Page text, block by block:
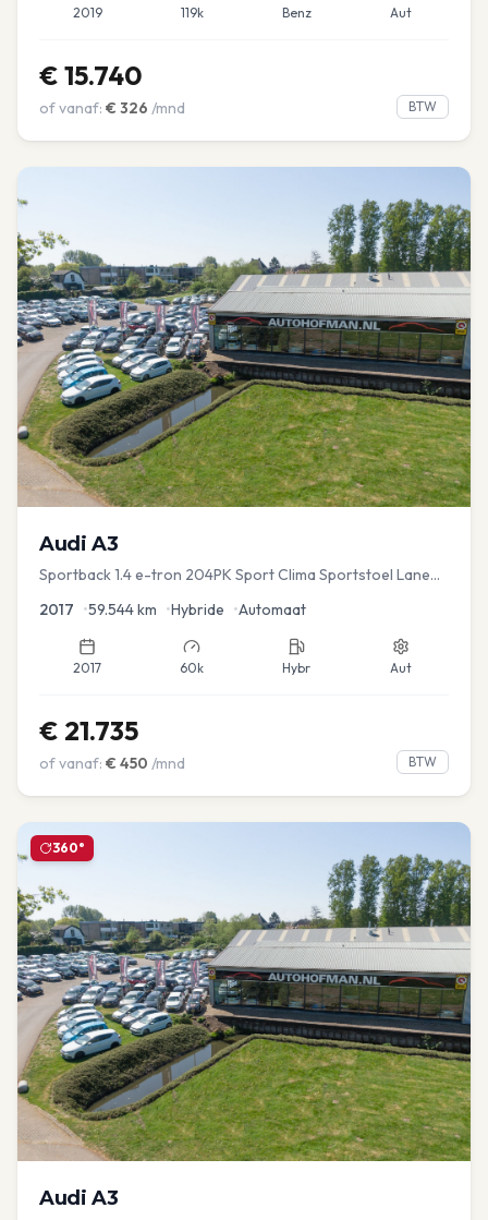
2019 119k Benz Aut
€ 15.740
of vanaf: € 326 /mnd BTW
Audi A3
Sportback 1.4 e-tron 204PK Sport Clima Sportstoel Lane
2017 •59.544km •Hybride •Automaat
2017 60k Hybr Aut
€ 21.735
of vanaf: € 450 /mnd BTW
360°
Audi A3